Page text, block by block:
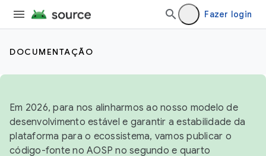
Fazer login
DOCUMENTAÇÃO
Em 2026, para nos alinharmos ao nosso modelo de
desenvolvimento estável e garantir a estabilidade da
plataforma para o ecossistema, vamos publicar o
código-fonte no AOSP no segundo e quarto